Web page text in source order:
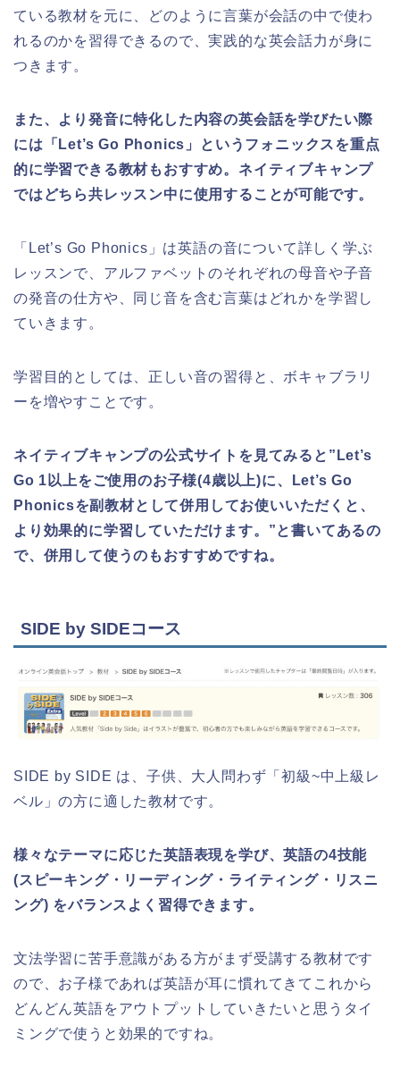
ている教材を元に、どのように言葉が会話の中で使わ
れるのかを習得できるので、実践的な英会話力が身に
つきます。
また、より発音に特化した内容の英会話を学びたい際
には「Let’s Go Phonics」というフォニックスを重点
的に学習できる教材もおすすめ。ネイティブキャンプ
ではどちら共レッスン中に使用することが可能です。
「Let’s Go Phonics」は英語の音について詳しく学ぶ
レッスンで、アルファベットのそれぞれの母音や子音
の発音の仕方や、同じ音を含む言葉はどれかを学習し
ていきます。
学習目的としては、正しい音の習得と、ボキャブラリ
ーを増やすことです。
ネイティブキャンプの公式サイトを見てみると”Let’s
Go 1以上をご使用のお子様(4歳以上)に、Let’s Go
Phonicsを副教材として併用してお使いいただくと、
より効果的に学習していただけます。”と書いてあるの
で、併用して使うのもおすすめですね。
SIDE by SIDEコース
SIDE by SIDE は、子供、大人問わず「初級~中上級レ
ベル」の方に適した教材です。
様々なテーマに応じた英語表現を学び、英語の4技能
(スピーキング・リーディング・ライティング・リスニ
ング) をバランスよく習得できます。
文法学習に苦手意識がある方がまず受講する教材です
ので、お子様であれば英語が耳に慣れてきてこれから
どんどん英語をアウトプットしていきたいと思うタイ
ミングで使うと効果的ですね。